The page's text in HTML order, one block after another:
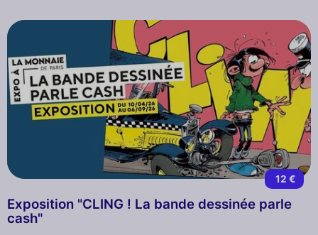
12 €
Exposition "CLING ! La bande dessinée parle
cash"